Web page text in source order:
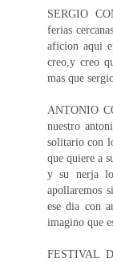
SERGIO
ferias
aficion aqui
creo,y creo
mas que
ANTONIO
nuestro
solitario con
que quiere a
y su nerja
apollaremos
ese dia con
imagino que
FESTIVAL